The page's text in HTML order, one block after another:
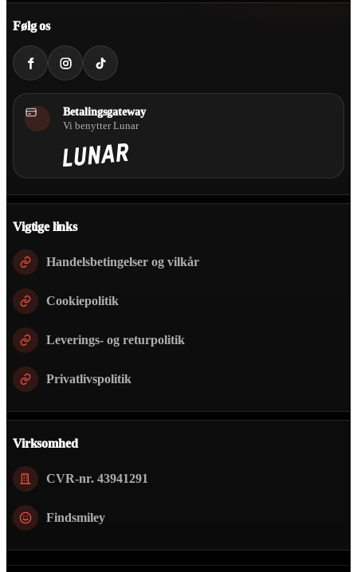
Følg os
Betalingsgateway
Vi benytter Lunar
Vigtige links
Handelsbetingelser og vilkår
Cookiepolitik
Leverings- og returpolitik
Privatlivspolitik
Virksomhed
CVR-nr. 43941291
Findsmiley